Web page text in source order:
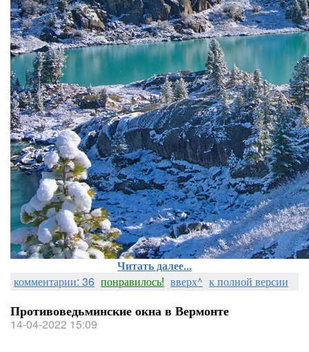
Читать далее...
комментарии: 36 понравилось! вверх^ к полной версии
Противоведьминские окна в Вермонте
14-04-2022 15:09